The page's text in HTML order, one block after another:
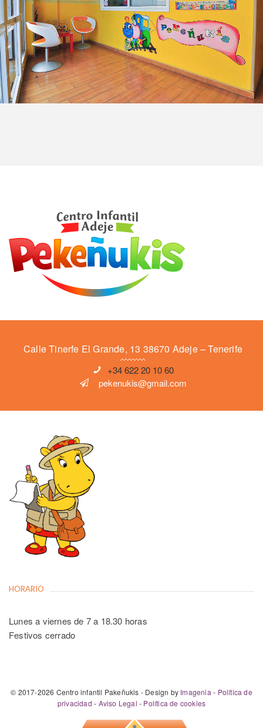
Calle Tinerfe El Grande, 13 38670 Adeje – Tenerife
+34 622 20 10 60
pekenukis@gmail.com
HORARIO
Lunes a viernes de 7 a 18.30 horas
Festivos cerrado
© 2017-2026 Centro infantil Pakeñukis - Design by Imagenia - Política de
privacidad - Aviso Legal - Política de cookies